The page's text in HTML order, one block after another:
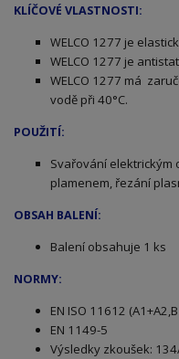
KLÍČOVÉ VLASTNOSTI:
WELCO 1277 je
WELCO 1277 je
WELCO 1277 má
vodě při 40°C.
POUŽITÍ:
Svařování elektrickým
plamenem, řezání
OBSAH BALENÍ:
Balení obsahuje 1 ks
NORMY:
EN ISO 11612
EN 1149-5
Výsledky zkoušek: